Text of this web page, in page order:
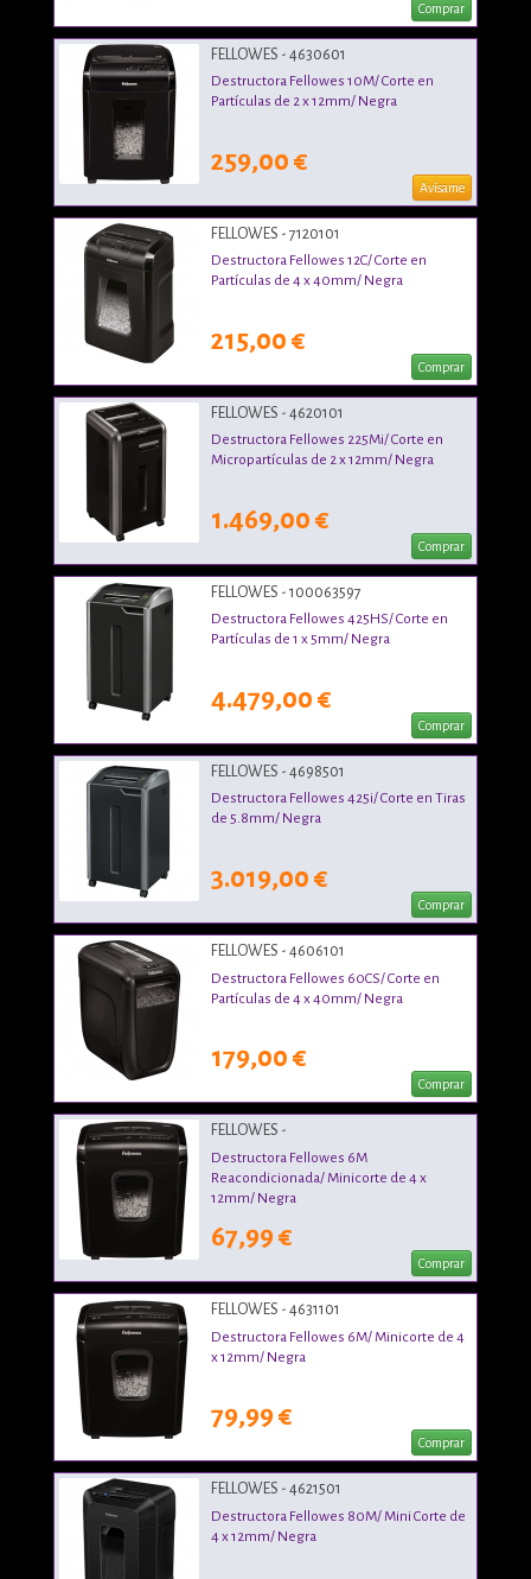
Comprar
FELLOWES - 4630601
Destructora Fellowes 10M/ Corte en
Partículas de 2 x 12mm/ Negra
259,00 €
Avísame
FELLOWES - 7120101
Destructora Fellowes 12C/ Corte en
Partículas de 4 x 40mm/ Negra
215,00 €
Comprar
FELLOWES - 4620101
Destructora Fellowes 225Mi/ Corte en
Micropartículas de 2 x 12mm/ Negra
1.469,00 €
Comprar
FELLOWES - 100063597
Destructora Fellowes 425HS/ Corte en
Partículas de 1 x 5mm/ Negra
4.479,00 €
Comprar
FELLOWES - 4698501
Destructora Fellowes 425i/ Corte en Tiras
de 5.8mm/ Negra
3.019,00 €
Comprar
FELLOWES - 4606101
Destructora Fellowes 60CS/ Corte en
Partículas de 4 x 40mm/ Negra
179,00 €
Comprar
FELLOWES -
Destructora Fellowes 6M
Reacondicionada/ Minicorte de 4 x
12mm/ Negra
67,99 €
Comprar
FELLOWES - 4631101
Destructora Fellowes 6M/ Minicorte de 4
x 12mm/ Negra
79,99 €
Comprar
FELLOWES - 4621501
Destructora Fellowes 80M/ Mini Corte de
4 x 12mm/ Negra